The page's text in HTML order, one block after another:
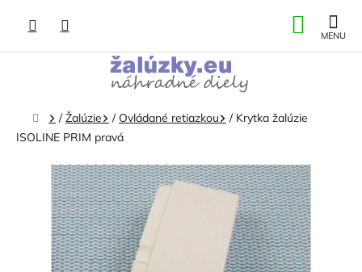
obsah
KOŠÍK
Domov
/ Žalúzie / Ovládané retiazkou / Krytka žalúzie
ISOLINE PRIM pravá